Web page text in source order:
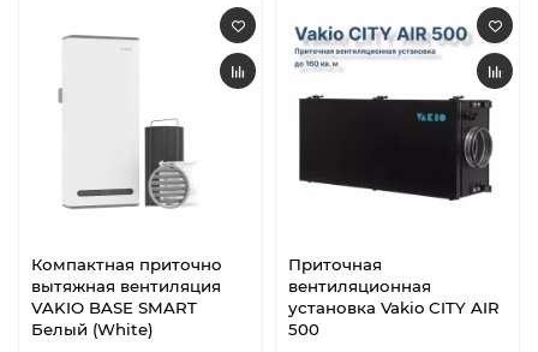
Компактная приточно
вытяжная вентиляция
VAKIO BASE SMART
Белый (White)
Приточная
вентиляционная
установка Vakio CITY AIR
500